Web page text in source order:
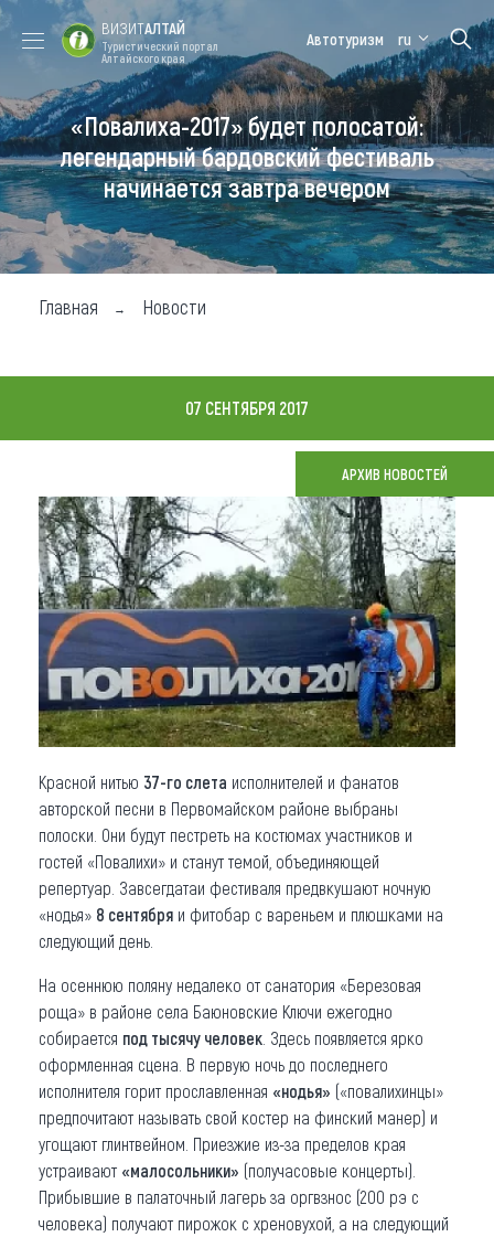
Форум VISIT
ALTAI
Цветение
маральника
Медицинский
форум
Алтайская
зимовка
Туры
Где побывать
Чем заняться
Карта
Что привезти (сувениры)
О регионе
Коллекция впечатлений
Другие рубрики
ВИЗИТАЛТАЙ
Туристический портал
Алтайского края
Автотуризм ru
«Повалиха-2017» будет полосатой:
легендарный бардовский фестиваль
начинается завтра вечером
Главная Новости
07 СЕНТЯБРЯ 2017
АРХИВ НОВОСТЕЙ
Красной нитью 37-го слета исполнителей и фанатов
авторской песни в Первомайском районе выбраны
полоски. Они будут пестреть на костюмах участников и
гостей «Повалихи» и станут темой, объединяющей
репертуар. Завсегдатаи фестиваля предвкушают ночную
«нодья» 8 сентября и фитобар с вареньем и плюшками на
следующий день.
На осеннюю поляну недалеко от санатория «Березовая
роща» в районе села Баюновские Ключи ежегодно
собирается под тысячу человек . Здесь появляется ярко
оформленная сцена. В первую ночь до последнего
исполнителя горит прославленная «нодья» («повалихинцы»
предпочитают называть свой костер на финский манер) и
угощают глинтвейном. Приезжие из-за пределов края
устраивают «малосольники» (получасовые концерты).
Прибывшие в палаточный лагерь за оргвзнос (200 рэ с
человека) получают пирожок с хреновухой, а на следующий